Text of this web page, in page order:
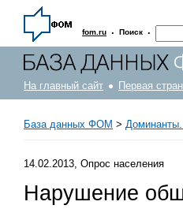
fom.ru · Поиск ·
На главный сайт Первая
База данных ФОМ >
14.02.2013, Опрос населения
Нарушение